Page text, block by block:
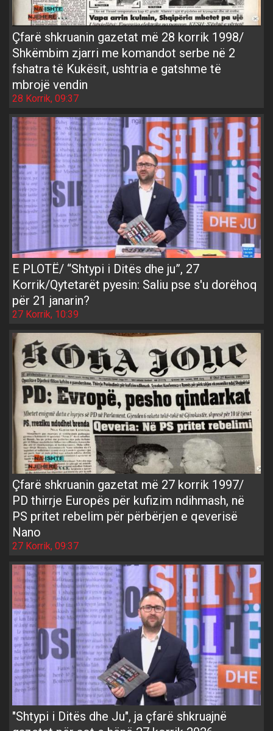
Çfarë shkruanin gazetat më 28 korrik 1998/
Shkëmbim zjarri me komandot serbe në 2
fshatra të Kukësit, ushtria e gatshme të
mbrojë vendin
28 Korrik, 09:37
E PLOTË/ “Shtypi i Ditës dhe ju”, 27
Korrik/Qytetarët pyesin: Saliu pse s'u dorëhoq
për 21 janarin?
27 Korrik, 10:39
Çfarë shkruanin gazetat më 27 korrik 1997/
PD thirrje Europës për kufizim ndihmash, në
PS pritet rebelim për përbërjen e qeverisë
Nano
27 Korrik, 09:37
"Shtypi i Ditës dhe Ju", ja çfarë shkruajnë